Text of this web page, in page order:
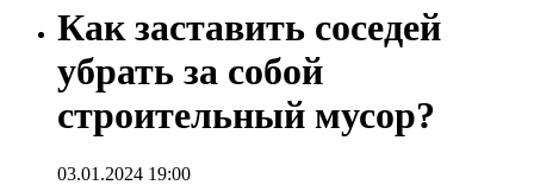
Как заставить соседей
убрать за собой
строительный мусор?
03.01.2024 19:00